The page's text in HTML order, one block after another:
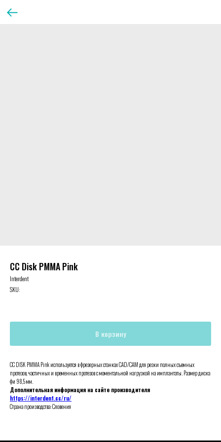
CC Disk PMMA Pink
Interdent
SKU:
В корзину
CC DISK PMMA Pink используется в фрезерных станках CAD/CAM для резки полных съемных
протезов, частичных и временных протезов с моментальной нагрузкой на имплантаты. Размер диска
фи 98,5 мм.
Дополнительная информация на сайте производителя
https://interdent.cc/ru/
Страна производства: Словения